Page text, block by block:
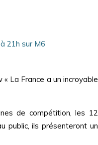
La France a un incroyable
de compétition, les 12
public, ils présenteront un